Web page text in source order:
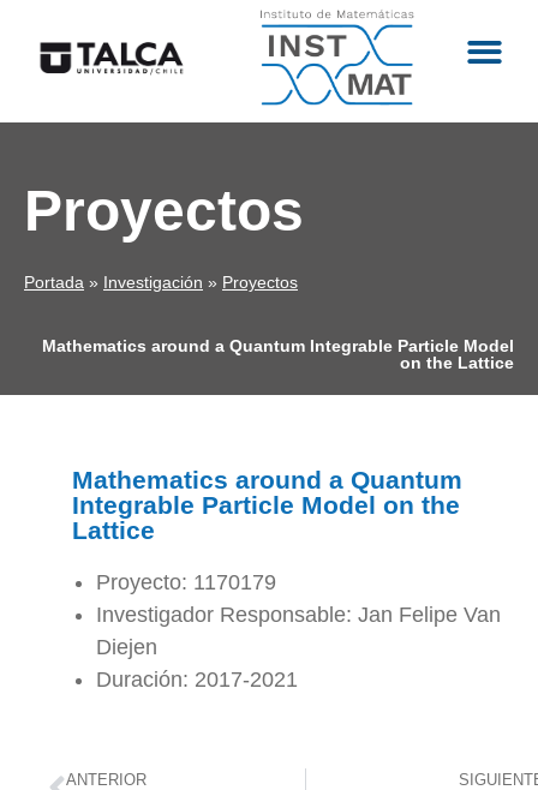
Proyectos
Portada » Investigación » Proyectos
Mathematics around a Quantum Integrable Particle Model
on the Lattice
Mathematics around a Quantum
Integrable Particle Model on the
Lattice
Proyecto: 1170179
Investigador Responsable: Jan Felipe Van
Diejen
Duración: 2017-2021
ANTERIOR